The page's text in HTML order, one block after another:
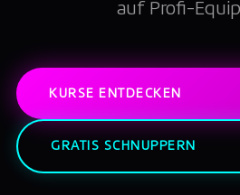
auf Profi-
KURSE ENTDECKEN
GRATIS SCHNUPPERN